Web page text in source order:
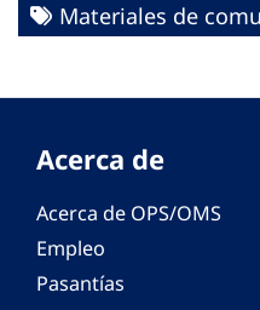
Materiales de
Acerca de
Acerca de OPS/OMS
Empleo
Pasantías